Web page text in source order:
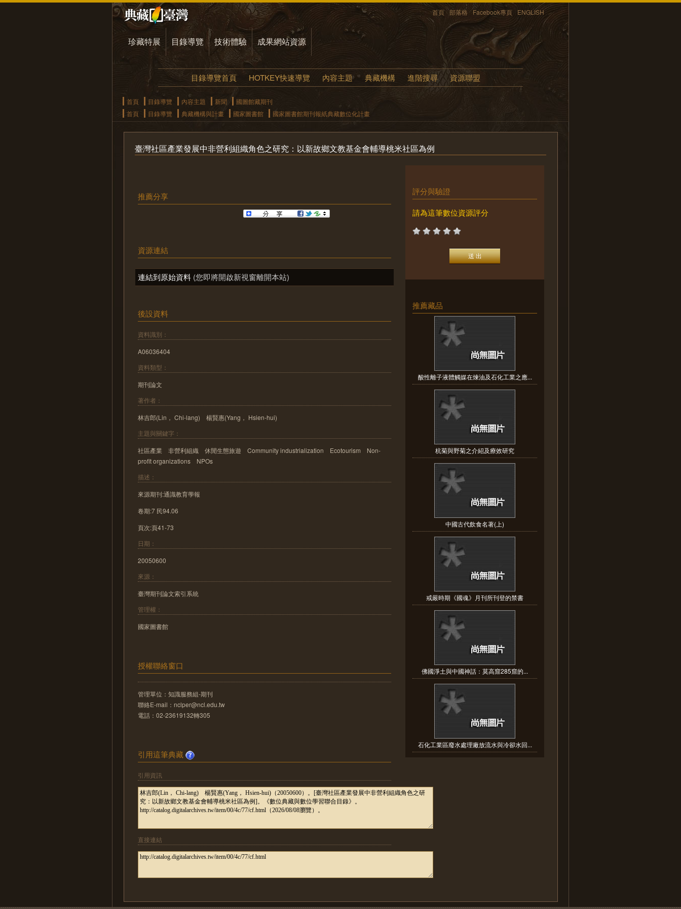
首頁 部落格 Facebook專頁 ENGLISH
珍藏特展 目錄導覽 技術體驗 成果網站資源
目錄導覽首頁 HOTKEY快速導覽 內容主題 典藏機構 進階搜尋 資源聯盟
首頁 目錄導覽 內容主題 新聞
國圖館藏期刊
首頁
目錄導覽 典藏機構與計畫 國家圖書館 國家圖書館期刊報紙典藏數位化計畫
臺灣社區產業發展中非營利組織角色之研究：以新故鄉文教基金會輔導桃米社區為例
推薦分享
資源連結
連結到原始資料 (您即將開啟新視窗離開本站)
後設資料
資料識別：
A06036404
資料類型：
期刊論文
著作者：
林吉郎(Lin， Chi-lang) 楊賢惠(Yang， Hsien-hui)
主題與關鍵字：
社區產業 非營利組織 休閒生態旅遊 Community industrialization Ecotourism Non-
profit organizations NPOs
描述：
來源期刊:通識教育學報
卷期:7 民94.06
頁次:頁41-73
日期：
20050600
來源：
臺灣期刊論文索引系統
管理權：
國家圖書館
授權聯絡窗口
管理單位：知識服務組-期刊
聯絡E-mail：nclper@ncl.edu.tw
電話：02-23619132轉305
引用這筆典藏
引用資訊
直接連結
評分與驗證
請為這筆數位資源評分
推薦藏品
酸性離子液體觸媒在煉油及石化工業之應...
杭菊與野菊之介紹及療效研究
中國古代飲食名著(上)
戒嚴時期《國魂》月刊所刊登的禁書
佛國淨土與中國神話：莫高窟285窟的...
石化工業區廢水處理廠放流水與冷卻水回...